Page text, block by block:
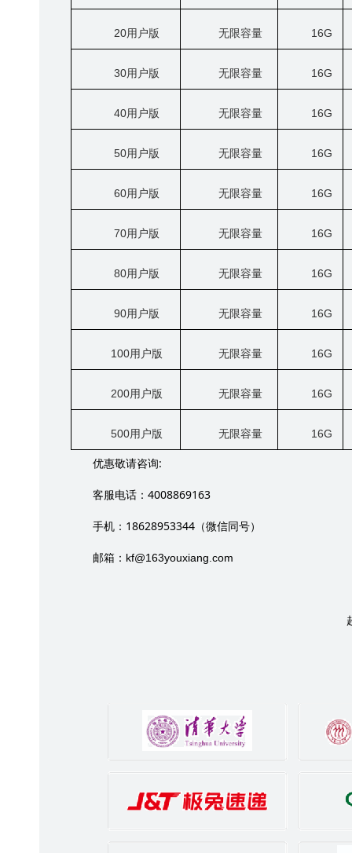
20用户版 无限容量 16G
30用户版 无限容量 16G
40用户版 无限容量 16G
50用户版 无限容量 16G
60用户版 无限容量 16G
70用户版 无限容量 16G
80用户版 无限容量 16G
90用户版 无限容量 16G
100用户版 无限容量 16G
200用户版 无限容量 16G
500用户版 无限容量 16G
优惠敬请咨询:
客服电话： 4008869163
手机： 18628953344 （微信同号）
邮箱： kf@163youxiang.com